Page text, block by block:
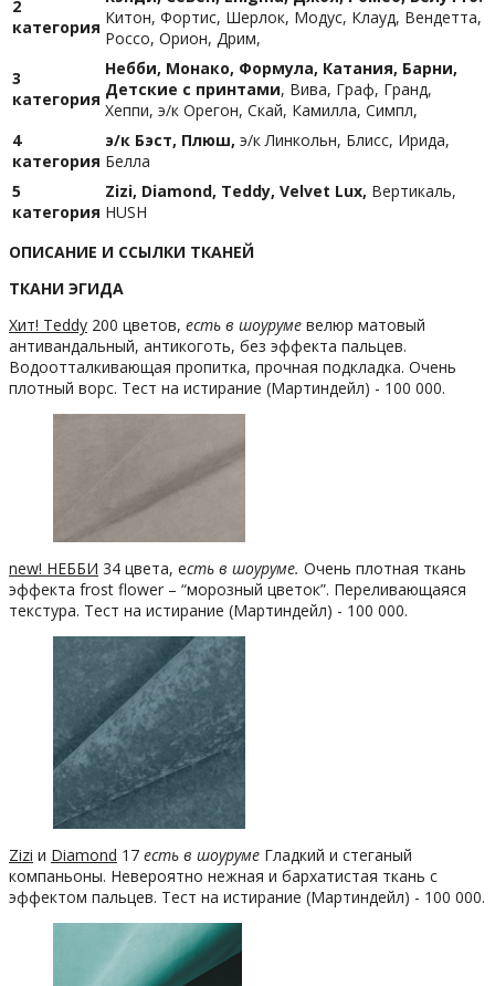
2
категория Китон, Фортис, Шерлок, Модус, Клауд, Вендетта,
Россо, Орион, Дрим,
3
категория
Небби, Монако, Формула, Катания, Барни,
Детские с принтами, Вива, Граф, Гранд,
Хеппи, э/к Орегон, Скай, Камилла, Симпл,
4
категория
э/к Бэст, Плюш, э/к Линкольн, Блисс, Ирида,
Белла
5
категория
Zizi, Diamond, Teddy, Velvet Lux, Вертикаль,
HUSH
ОПИСАНИЕ И ССЫЛКИ ТКАНЕЙ
ТКАНИ ЭГИДА
Хит! Teddy 200 цветов, есть в шоуруме велюр матовый
антивандальный, антикоготь, без эффекта пальцев.
Водоотталкивающая пропитка, прочная подкладка. Очень
плотный ворс. Тест на истирание (Мартиндейл) - 100 000.
new! НЕББИ 34 цвета, есть в шоуруме. Очень плотная ткань
эффекта frost flower – “морозный цветок”. Переливающаяся
текстура. Тест на истирание (Мартиндейл) - 100 000.
Zizi и Diamond 17 есть в шоуруме Гладкий и стеганый
компаньоны. Невероятно нежная и бархатистая ткань с
эффектом пальцев. Тест на истирание (Мартиндейл) - 100 000.